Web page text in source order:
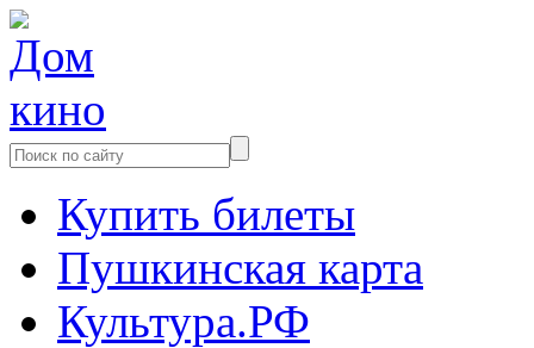
Купить билеты
Пушкинская карта
Культура.РФ